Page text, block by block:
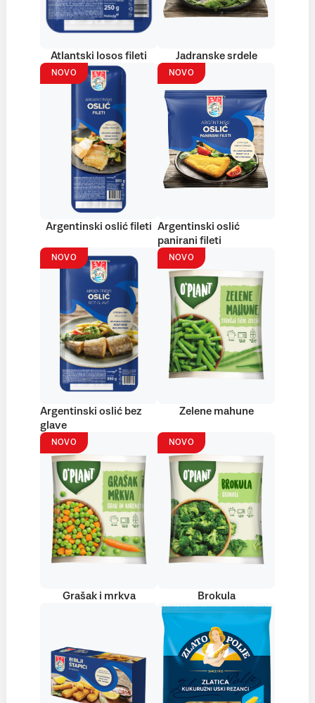
Atlantski losos fileti Jadranske srdele
NOVO
Argentinski oslić fileti
NOVO
Argentinski oslić
panirani fileti
NOVO
Argentinski oslić bez
glave
NOVO
Zelene mahune
NOVO
Grašak i mrkva
NOVO
Brokula